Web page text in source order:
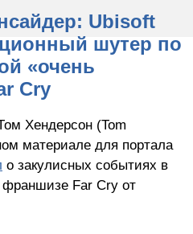
Ubisoft
шутер по
«очень
Cry
Хендерсон (Tom
материале для портала
о закулисных событиях в
франшизе Far Cry от